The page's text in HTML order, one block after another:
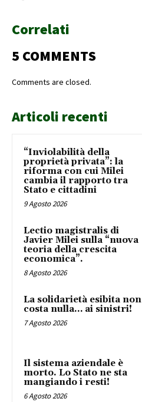
Correlati
5 COMMENTS
Comments are closed.
Articoli recenti
“Inviolabilità della
proprietà privata”: la
riforma con cui Milei
cambia il rapporto tra
Stato e cittadini
9 Agosto 2026
Lectio magistralis di
Javier Milei sulla “nuova
teoria della crescita
economica”.
8 Agosto 2026
La solidarietà esibita non
costa nulla… ai sinistri!
7 Agosto 2026
Il sistema aziendale è
morto. Lo Stato ne sta
mangiando i resti!
6 Agosto 2026